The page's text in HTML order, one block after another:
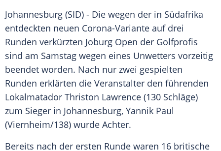
Johannesburg (SID) - Die wegen der in Südafrika
entdeckten neuen Corona-Variante auf drei
Runden verkürzten Joburg Open der Golfprofis
sind am Samstag wegen eines Unwetters vorzeitig
beendet worden. Nach nur zwei gespielten
Runden erklärten die Veranstalter den führenden
Lokalmatador Thriston Lawrence (130 Schläge)
zum Sieger in Johannesburg, Yannik Paul
(Viernheim/138) wurde Achter.
Bereits nach der ersten Runde waren 16 britische